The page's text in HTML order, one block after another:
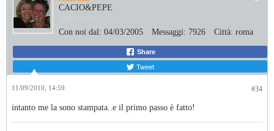
CACIO&PEPE
Con noi dal: 04/03/2005 Messaggi: 7926 Città: roma
Share
Tweet
#34
11/09/2010, 14:59
intanto me la sono stampata..e il primo passo è fatto!